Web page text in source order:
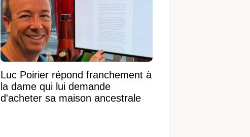
Luc Poirier répond franchement à
la dame qui lui demande
d'acheter sa maison ancestrale